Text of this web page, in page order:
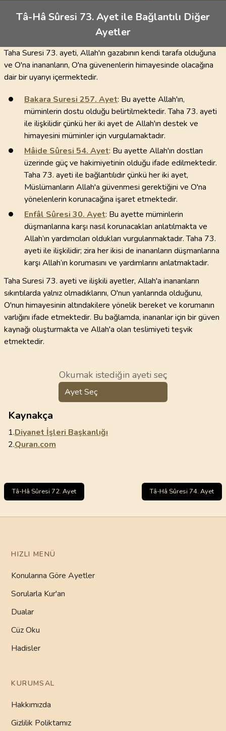
Tâ-Hâ Sûresi 73. Ayet ile Bağlantılı Diğer
Ayetler
Taha Suresi 73. ayeti, Allah'ın gazabının kendi tarafa olduğuna
ve O'na inananların, O'na güvenenlerin himayesinde olacağına
dair bir uyarıyı içermektedir.
Bakara Suresi 257. Ayet: Bu ayette Allah'ın,
müminlerin dostu olduğu belirtilmektedir. Taha 73. ayeti
ile ilişkilidir çünkü her iki ayet de Allah'ın destek ve
himayesini müminler için vurgulamaktadır.
Mâide Sûresi 54. Ayet: Bu ayette Allah'ın dostları
üzerinde güç ve hakimiyetinin olduğu ifade edilmektedir.
Taha 73. ayeti ile bağlantılıdır çünkü her iki ayet,
Müslümanların Allah'a güvenmesi gerektiğini ve O'na
yönelenlerin korunacağına işaret etmektedir.
Enfâl Sûresi 30. Ayet: Bu ayette müminlerin
düşmanlarına karşı nasıl korunacakları anlatılmakta ve
Allah’ın yardımcıları oldukları vurgulanmaktadır. Taha 73.
ayeti ile ilişkilidir; zira her ikisi de inananların düşmanlarına
karşı Allah’ın korumasını ve yardımlarını anlatmaktadır.
Taha Suresi 73. ayeti ve ilişkili ayetler, Allah'a inananların
sıkıntılarda yalnız olmadıklarını, O'nun yanlarında olduğunu,
O'nun himayesinin altındakilere yönelik bereket ve korumanın
varlığını ifade etmektedir. Bu bağlamda, inananlar için bir güven
kaynağı oluşturmakta ve Allah'a olan teslimiyeti teşvik
etmektedir.
Okumak istediğin ayeti seç
Ayet Seç
Kaynakça
1.Diyanet İşleri Başkanlığı
2.Quran.com
Tâ-Hâ Sûresi 72. Ayet Tâ-Hâ Sûresi 74. Ayet
HIZLI MENÜ
Konularına Göre Ayetler
Sorularla Kur'an
Dualar
Cüz Oku
Hadisler
KURUMSAL
Hakkımızda
Gizlilik Poliktamız